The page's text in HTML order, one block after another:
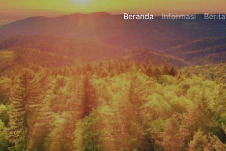
Beranda Informasi Berita